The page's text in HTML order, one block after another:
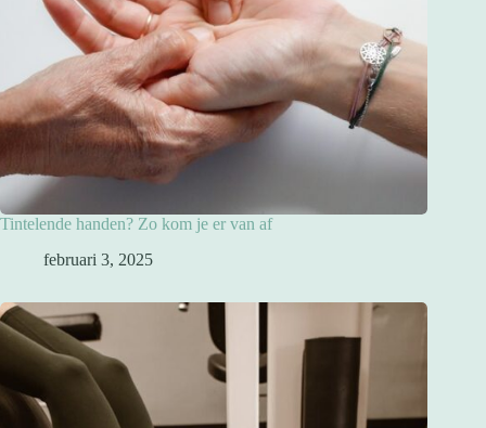
Tintelende handen? Zo kom je er van af
februari 3, 2025